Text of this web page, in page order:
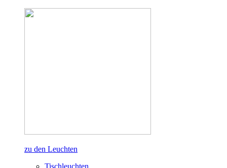
zu den Leuchten
Tischleuchten